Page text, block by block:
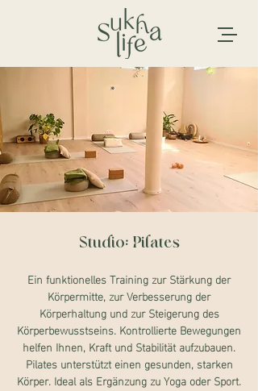
Studio: Pilates
Ein funktionelles Training zur Stärkung der
Körpermitte, zur Verbesserung der
Körperhaltung und zur Steigerung des
Körperbewusstseins. Kontrollierte Bewegungen
helfen Ihnen, Kraft und Stabilität aufzubauen.
Pilates unterstützt einen gesunden, starken
Körper. Ideal als Ergänzung zu Yoga oder Sport.